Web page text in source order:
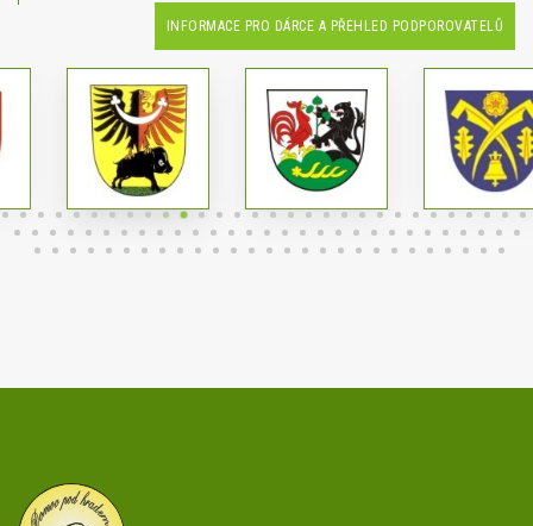
INFORMACE PRO DÁRCE A PŘEHLED PODPOROVATELŮ